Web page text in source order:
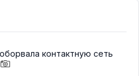
контактную сеть